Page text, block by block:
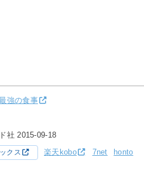
強の食事
社 2015-09-18
クス 楽天kobo 7net honto